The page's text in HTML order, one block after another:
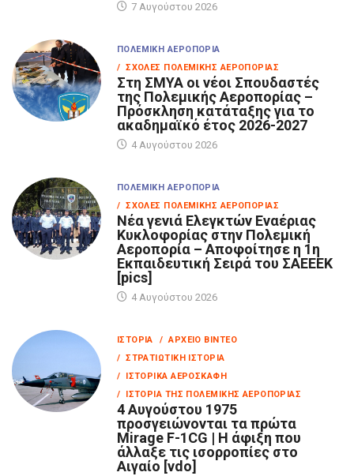
7 Αυγούστου 2026
ΠΟΛΕΜΙΚΉ ΑΕΡΟΠΟΡΊΑ
/ ΣΧΟΛΈΣ ΠΟΛΕΜΙΚΉΣ ΑΕΡΟΠΟΡΊΑΣ
Στη ΣΜΥΑ οι νέοι Σπουδαστές
της Πολεμικής Αεροπορίας –
Πρόσκληση κατάταξης για το
ακαδημαϊκό έτος 2026-2027
4 Αυγούστου 2026
ΠΟΛΕΜΙΚΉ ΑΕΡΟΠΟΡΊΑ
/ ΣΧΟΛΈΣ ΠΟΛΕΜΙΚΉΣ ΑΕΡΟΠΟΡΊΑΣ
Νέα γενιά Ελεγκτών Εναέριας
Κυκλοφορίας στην Πολεμική
Αεροπορία – Αποφοίτησε η 1η
Εκπαιδευτική Σειρά του ΣΑΕΕΕΚ
[pics]
4 Αυγούστου 2026
ΙΣΤΟΡΊΑ
/ ΑΡΧΕΊΟ ΒΊΝΤΕΟ
/ ΣΤΡΑΤΙΩΤΙΚΉ ΙΣΤΟΡΊΑ
/ ΙΣΤΟΡΙΚΆ ΑΕΡΟΣΚΆΦΗ
/ ΙΣΤΟΡΊΑ ΤΗΣ ΠΟΛΕΜΙΚΉΣ ΑΕΡΟΠΟΡΊΑΣ
4 Αυγούστου 1975
προσγειώνονται τα πρώτα
Mirage F-1CG | Η άφιξη που
άλλαξε τις ισορροπίες στο
Αιγαίο [vdo]